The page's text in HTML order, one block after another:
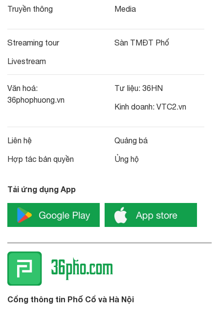
Truyền thông Media
Streaming tour
Livestream
Sàn TMĐT Phố
Văn hoá:
36phophuong.vn
Tư liệu: 36HN
Kinh doanh: VTC2.vn
Liên hệ
Hợp tác bản quyền
Quảng bá
Ủng hộ
Tải ứng dụng App
Cổng thông tin Phố Cổ và Hà Nội